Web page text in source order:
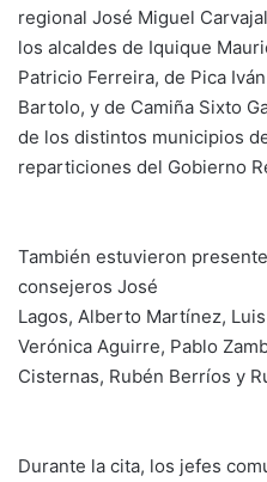
regional José Miguel
los alcaldes de Iquique
Patricio Ferreira, de Pica
Bartolo, y de Camiña Sixto
de los distintos municipios
reparticiones del Gobierno
También estuvieron
consejeros José
Lagos, Alberto Martínez,
Verónica Aguirre, Pablo
Cisternas, Rubén Berríos y
Durante la cita, los jefes